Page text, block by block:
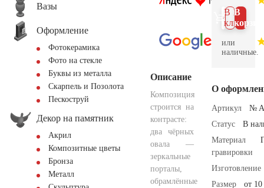
Вазы
Оформление
Фотокерамика
Фото на стекле
Буквы из металла
Скарпель и Позолота
Пескоструй
Декор на памятник
Акрил
Композитные цветы
Бронза
Металл
Описание
Композиция
строится на
контрасте:
два чёрных
овала —
зеркальные
порталы,
обрамлённые
В
В 1
клик
или
наличные.
О
Артикул
№
Статус
В
Материал
гравировки
Изготовление
Размер
от